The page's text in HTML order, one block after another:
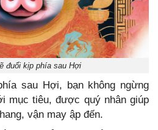
đuổi kịp phía sau Hợi
sau Hợi, bạn không ngừng
mục tiêu, được quý nhân giúp
vận may ập đến.